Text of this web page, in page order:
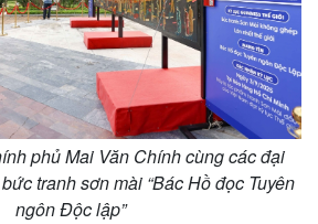
phủ Mai Văn Chính cùng các đại
tranh sơn mài “Bác Hồ đọc Tuyên
ngôn Độc lập”